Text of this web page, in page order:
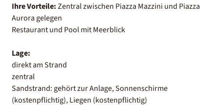
Ihre Vorteile:Zentral zwischen Piazza Mazzini und Piazza
Aurora gelegen
Restaurant und Pool mit Meerblick
Lage:
direkt am Strand
zentral
Sandstrand: gehört zur Anlage, Sonnenschirme
(kostenpflichtig), Liegen (kostenpflichtig)